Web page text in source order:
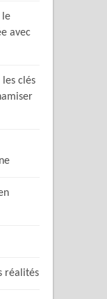
le
avec
les clés
réalités